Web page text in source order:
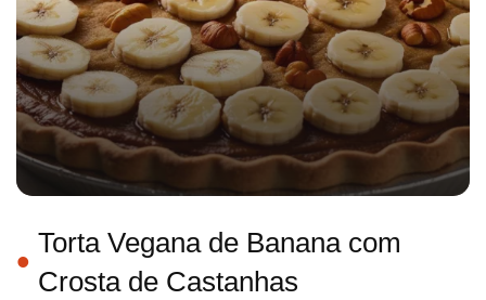
Torta Vegana de Banana com
Crosta de Castanhas